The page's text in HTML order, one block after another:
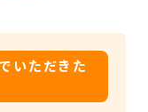
いただきた